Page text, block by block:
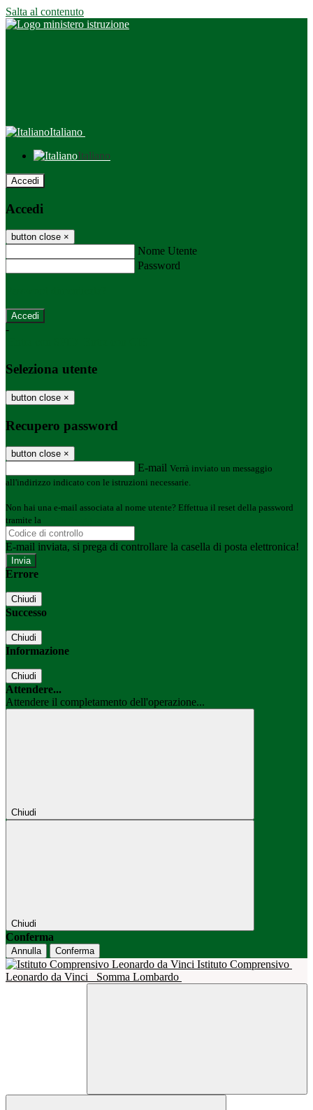
Salta al contenuto
Italiano
Italiano
Accedi
Accedi
button close ×
Nome Utente
Password
-
Seleziona utente
button close ×
Recupero password
button close ×
E-mail Verrà inviato un messaggio
all'indirizzo indicato con le istruzioni necessarie.
Non hai una e-mail associata al nome utente? Effettua il reset della password
tramite la
E-mail inviata, si prega di controllare la casella di posta elettronica!
Errore
Chiudi
Successo
Chiudi
Informazione
Chiudi
Attendere...
Attendere il completamento dell'operazione...
Chiudi
Chiudi
Conferma
Annulla Conferma
Istituto Comprensivo
Leonardo da Vinci
Somma Lombardo